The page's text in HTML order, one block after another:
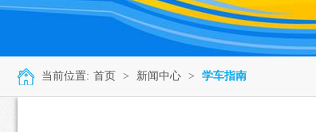
当前位置: 首页 > 新闻中心 > 学车指南